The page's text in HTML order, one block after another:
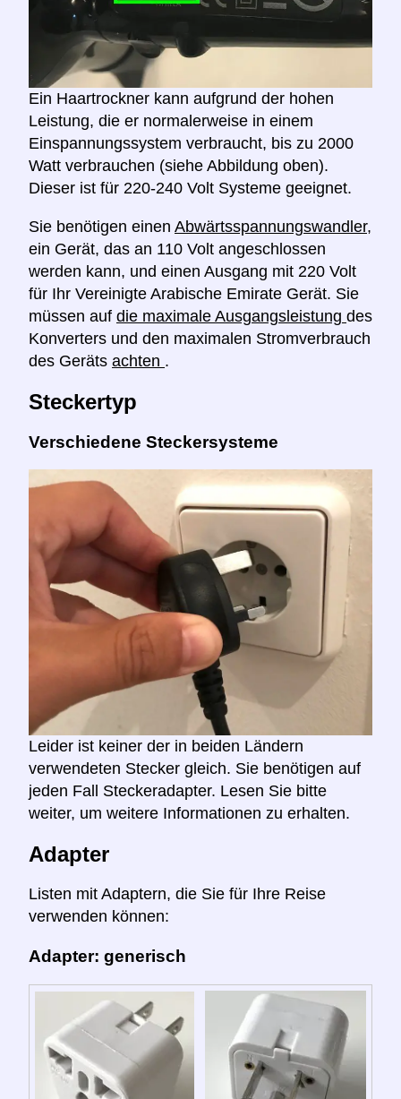
Ein Haartrockner kann aufgrund der hohen
Leistung, die er normalerweise in einem
Einspannungssystem verbraucht, bis zu 2000
Watt verbrauchen (siehe Abbildung oben).
Dieser ist für 220-240 Volt Systeme geeignet.
Sie benötigen einen Abwärtsspannungswandler,
ein Gerät, das an 110 Volt angeschlossen
werden kann, und einen Ausgang mit 220 Volt
für Ihr Vereinigte Arabische Emirate Gerät. Sie
müssen auf die maximale Ausgangsleistung des
Konverters und den maximalen Stromverbrauch
des Geräts achten .
Steckertyp
Verschiedene Steckersysteme
Leider ist keiner der in beiden Ländern
verwendeten Stecker gleich. Sie benötigen auf
jeden Fall Steckeradapter. Lesen Sie bitte
weiter, um weitere Informationen zu erhalten.
Adapter
Listen mit Adaptern, die Sie für Ihre Reise
verwenden können:
Adapter: generisch